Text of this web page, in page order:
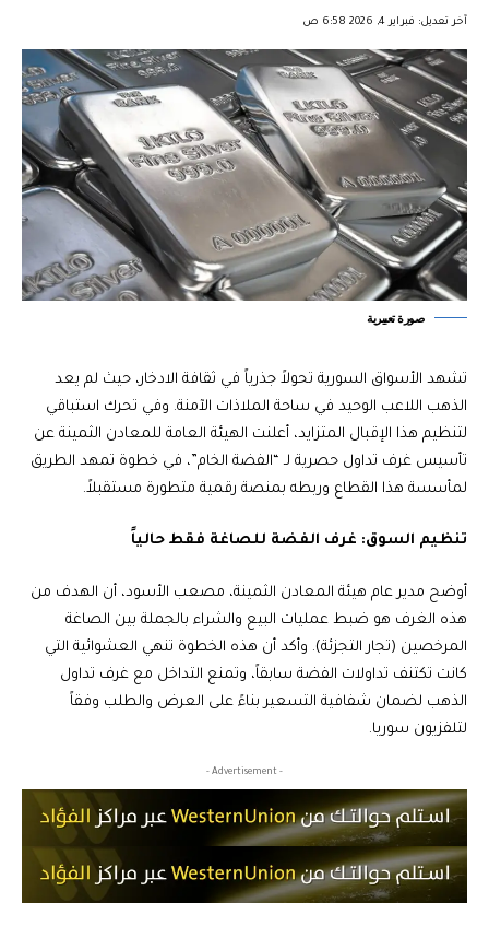
آخر تعديل: فبراير 4, 2026 6:58 ص
صورة تعبيرية
تشهد الأسواق السورية تحولاً جذرياً في ثقافة الادخار، حيث لم يعد
الذهب اللاعب الوحيد في ساحة الملاذات الآمنة. وفي تحرك استباقي
لتنظيم هذا الإقبال المتزايد، أعلنت الهيئة العامة للمعادن الثمينة عن
تأسيس غرف تداول حصرية لـ “الفضة الخام”، في خطوة تمهد الطريق
لمأسسة هذا القطاع وربطه بمنصة رقمية متطورة مستقبلاً.
تنظيم السوق: غرف الفضة للصاغة فقط حالياً
أوضح مدير عام هيئة المعادن الثمينة، مصعب الأسود، أن الهدف من
هذه الغرف هو ضبط عمليات البيع والشراء بالجملة بين الصاغة
المرخصين (تجار التجزئة). وأكد أن هذه الخطوة تنهي العشوائية التي
كانت تكتنف تداولات الفضة سابقاً، وتمنع التداخل مع غرف تداول
الذهب لضمان شفافية التسعير بناءً على العرض والطلب وفقاً
لتلفزيون سوريا.
- Advertisement -